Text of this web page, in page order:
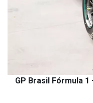
GP Brasil Fórmula